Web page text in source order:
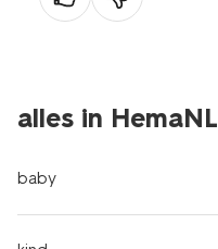
alles in HemaNL
baby